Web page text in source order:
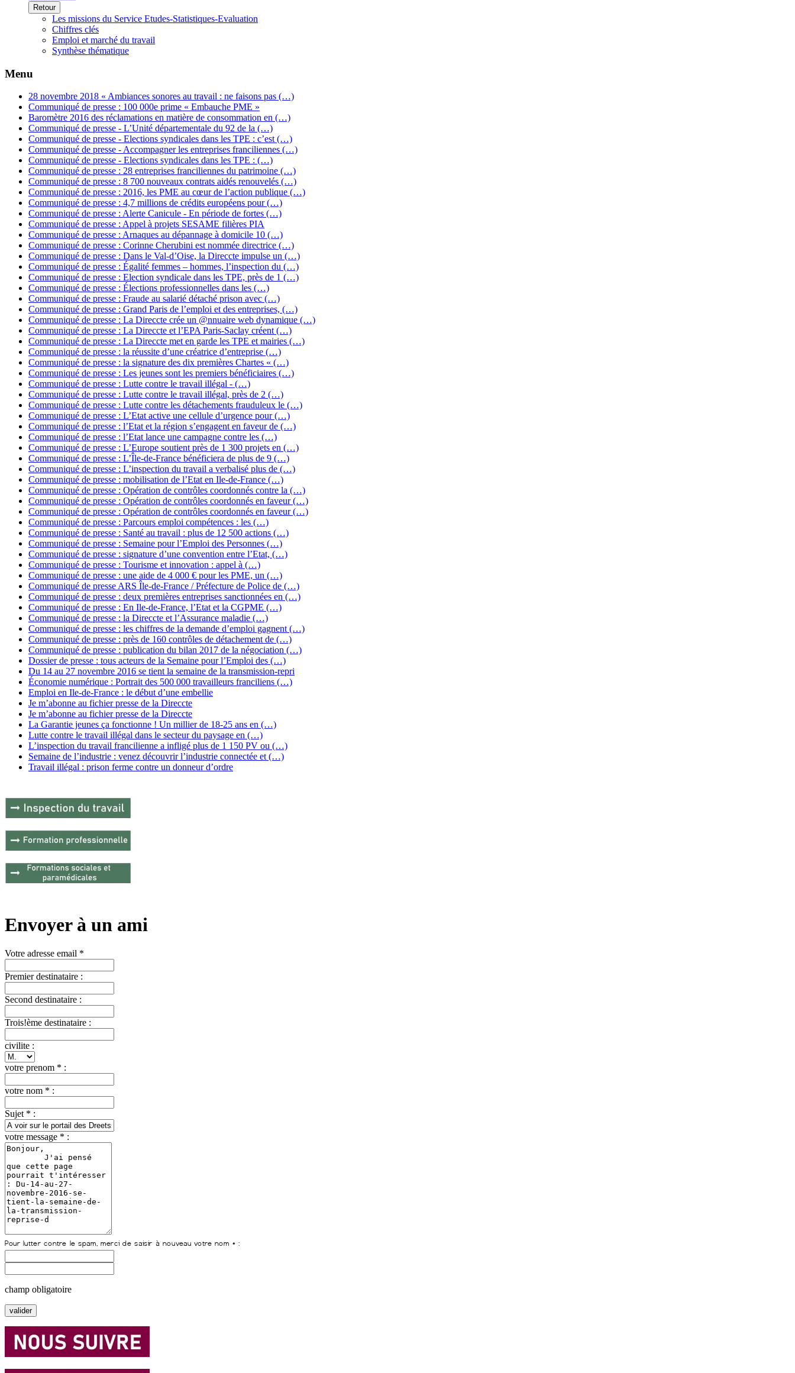
Retour
Les missions du Service Etudes-Statistiques-Evaluation
Chiffres clés
Emploi et marché du travail
Synthèse thématique
Menu
28 novembre 2018 « Ambiances sonores au travail : ne faisons pas (…)
Communiqué de presse : 100 000e prime « Embauche PME »
Baromètre 2016 des réclamations en matière de consommation en (…)
Communiqué de presse - L’Unité départementale du 92 de la (…)
Communiqué de presse - Elections syndicales dans les TPE : c’est (…)
Communiqué de presse - Accompagner les entreprises franciliennes (…)
Communiqué de presse - Elections syndicales dans les TPE : (…)
Communiqué de presse : 28 entreprises franciliennes du patrimoine (…)
Communiqué de presse : 8 700 nouveaux contrats aidés renouvelés (…)
Communiqué de presse : 2016, les PME au cœur de l’action publique (…)
Communiqué de presse : 4,7 millions de crédits européens pour (…)
Communiqué de presse : Alerte Canicule - En période de fortes (…)
Communiqué de presse : Appel à projets SESAME filières PIA
Communiqué de presse : Arnaques au dépannage à domicile 10 (…)
Communiqué de presse : Corinne Cherubini est nommée directrice (…)
Communiqué de presse : Dans le Val-d’Oise, la Direccte impulse un (…)
Communiqué de presse : Égalité femmes – hommes, l’inspection du (…)
Communiqué de presse : Election syndicale dans les TPE, près de 1 (…)
Communiqué de presse : Élections professionnelles dans les (…)
Communiqué de presse : Fraude au salarié détaché prison avec (…)
Communiqué de presse : Grand Paris de l’emploi et des entreprises, (…)
Communiqué de presse : La Direccte crée un @nnuaire web dynamique (…)
Communiqué de presse : La Direccte et l’EPA Paris-Saclay créent (…)
Communiqué de presse : La Direccte met en garde les TPE et mairies (…)
Communiqué de presse : la réussite d’une créatrice d’entreprise (…)
Communiqué de presse : la signature des dix premières Chartes « (…)
Communiqué de presse : Les jeunes sont les premiers bénéficiaires (…)
Communiqué de presse : Lutte contre le travail illégal - (…)
Communiqué de presse : Lutte contre le travail illégal, près de 2 (…)
Communiqué de presse : Lutte contre les détachements frauduleux le (…)
Communiqué de presse : L’Etat active une cellule d’urgence pour (…)
Communiqué de presse : l’Etat et la région s’engagent en faveur de (…)
Communiqué de presse : l’Etat lance une campagne contre les (…)
Communiqué de presse : L’Europe soutient près de 1 300 projets en (…)
Communiqué de presse : L’Île-de-France bénéficiera de plus de 9 (…)
Communiqué de presse : L’inspection du travail a verbalisé plus de (…)
Communiqué de presse : mobilisation de l’Etat en Ile-de-France (…)
Communiqué de presse : Opération de contrôles coordonnés contre la (…)
Communiqué de presse : Opération de contrôles coordonnés en faveur (…)
Communiqué de presse : Opération de contrôles coordonnés en faveur (…)
Communiqué de presse : Parcours emploi compétences : les (…)
Communiqué de presse : Santé au travail : plus de 12 500 actions (…)
Communiqué de presse : Semaine pour l’Emploi des Personnes (…)
Communiqué de presse : signature d’une convention entre l’Etat, (…)
Communiqué de presse : Tourisme et innovation : appel à (…)
Communiqué de presse : une aide de 4 000 € pour les PME, un (…)
Communiqué de presse ARS Île-de-France / Préfecture de Police de (…)
Communiqué de presse : deux premières entreprises sanctionnées en (…)
Communiqué de presse : En Ile-de-France, l’Etat et la CGPME (…)
Communiqué de presse : la Direccte et l’Assurance maladie (…)
Communiqué de presse : les chiffres de la demande d’emploi gagnent (…)
Communiqué de presse : près de 160 contrôles de détachement de (…)
Communiqué de presse : publication du bilan 2017 de la négociation (…)
Dossier de presse : tous acteurs de la Semaine pour l’Emploi des (…)
Du 14 au 27 novembre 2016 se tient la semaine de la transmission-repri
Économie numérique : Portrait des 500 000 travailleurs franciliens (…)
Emploi en Ile-de-France : le début d’une embellie
Je m’abonne au fichier presse de la Direccte
Je m’abonne au fichier presse de la Direccte
La Garantie jeunes ça fonctionne ! Un millier de 18-25 ans en (…)
Lutte contre le travail illégal dans le secteur du paysage en (…)
L’inspection du travail francilienne a infligé plus de 1 150 PV ou (…)
Semaine de l’industrie : venez découvrir l’industrie connectée et (…)
Travail illégal : prison ferme contre un donneur d’ordre
Envoyer à un ami
Votre adresse email *
Premier destinataire :
Second destinataire :
Trois!ème destinataire :
civilite :
votre prenom * :
votre nom * :
Sujet * :
votre message * :
champ obligatoire